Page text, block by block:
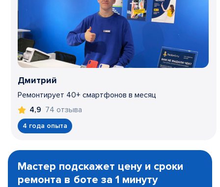
Дмитрий
Ремонтирует 40+ смартфонов в месяц
4,9 74 отзыва
4 года опыта
1
Мастер подскажет цену и сроки
ремонта в боте за 1 минуту